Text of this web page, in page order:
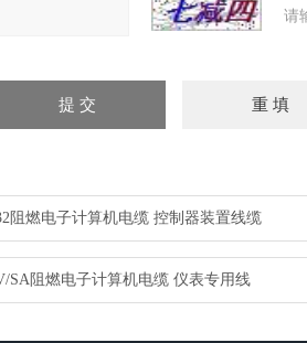
请
阻燃电子计算机电缆 控制器装置线缆
SA阻燃电子计算机电缆 仪表专用线